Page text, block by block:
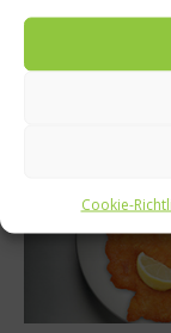
Cookie-
Was isst